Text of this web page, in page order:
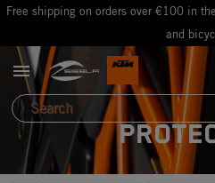
Free shipping on orders over €100 in
and
